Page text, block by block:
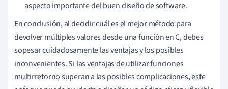
aspecto importante del buen diseño de software.
En conclusión, al decidir cuál es el mejor método para
devolver múltiples valores desde una función en C, debes
sopesar cuidadosamente las ventajas y los posibles
inconvenientes. Si las ventajas de utilizar funciones
multirretorno superan a las posibles complicaciones, este